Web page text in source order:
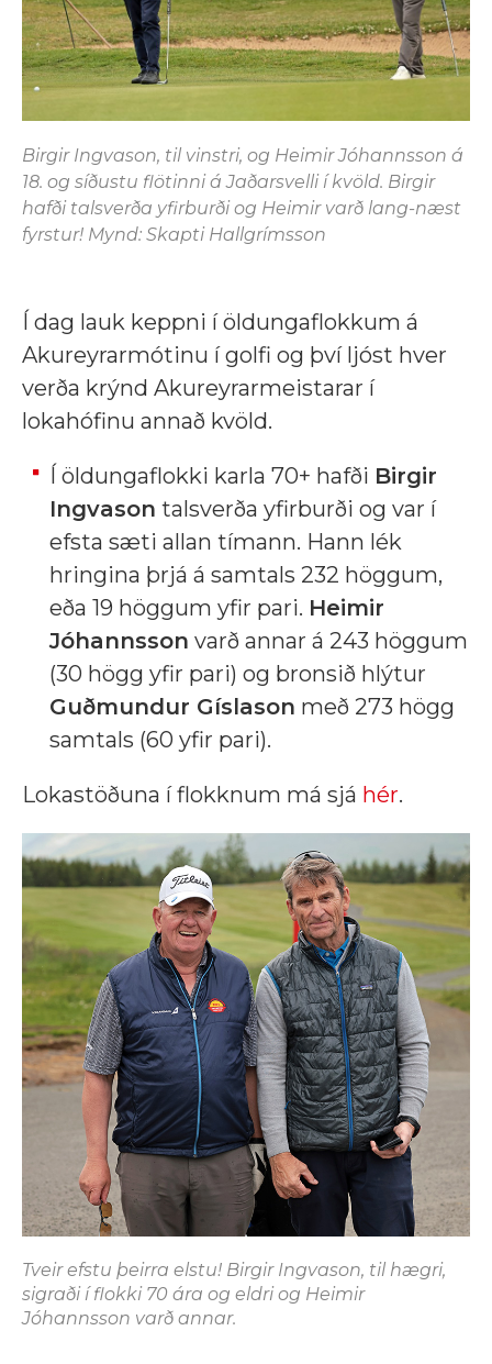
Birgir Ingvason, til vinstri, og Heimir Jóhannsson á
18. og síðustu flötinni á Jaðarsvelli í kvöld. Birgir
hafði talsverða yfirburði og Heimir varð lang-næst
fyrstur! Mynd: Skapti Hallgrímsson
Í dag lauk keppni í öldungaflokkum á
Akureyrarmótinu í golfi og því ljóst hver
verða krýnd Akureyrarmeistarar í
lokahófinu annað kvöld.
Í öldungaflokki karla 70+ hafði Birgir
Ingvason talsverða yfirburði og var í
efsta sæti allan tímann. Hann lék
hringina þrjá á samtals 232 höggum,
eða 19 höggum yfir pari. Heimir
Jóhannsson varð annar á 243 höggum
(30 högg yfir pari) og bronsið hlýtur
Guðmundur Gíslason með 273 högg
samtals (60 yfir pari).
Lokastöðuna í flokknum má sjá hér.
Tveir efstu þeirra elstu! Birgir Ingvason, til hægri,
sigraði í flokki 70 ára og eldri og Heimir
Jóhannsson varð annar.